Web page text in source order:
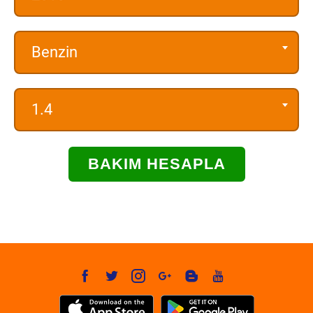
Benzin
1.4
BAKIM HESAPLA